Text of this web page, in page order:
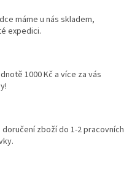
máme u nás skladem,
expedici.
1000 Kč a více za vás
zboží do 1-2 pracovních